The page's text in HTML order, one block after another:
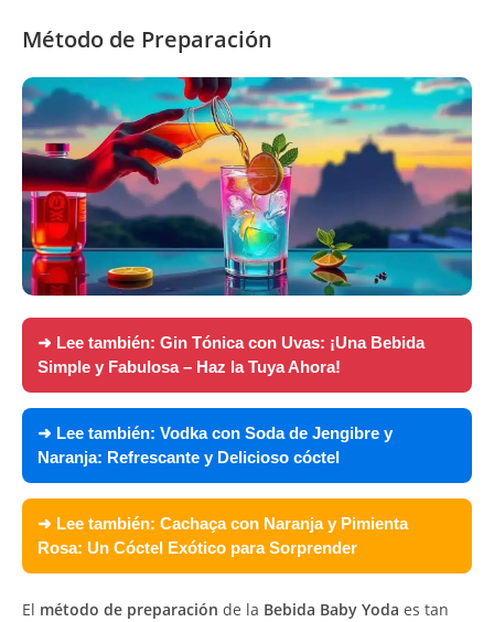
Método de Preparación
➜ Lee también: Gin Tónica con Uvas: ¡Una Bebida
Simple y Fabulosa – Haz la Tuya Ahora!
➜ Lee también: Vodka con Soda de Jengibre y
Naranja: Refrescante y Delicioso cóctel
➜ Lee también: Cachaça con Naranja y Pimienta
Rosa: Un Cóctel Exótico para Sorprender
El método de preparación de la Bebida Baby Yoda es tan